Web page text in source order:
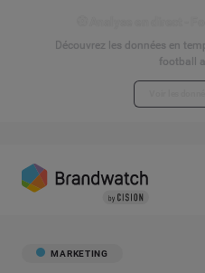
Découvrez les données en
football
MARKETING